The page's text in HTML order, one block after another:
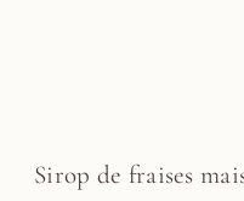
Sirop de fraises